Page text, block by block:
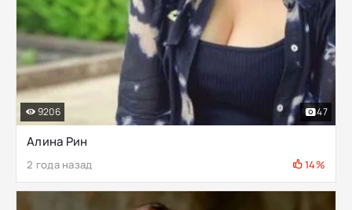
Алина Рин
2 года назад 14%
9206 47